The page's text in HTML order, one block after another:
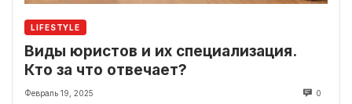
LIFESTYLE
Виды юристов и их специализация.
Кто за что отвечает?
Февраль 19, 2025 0